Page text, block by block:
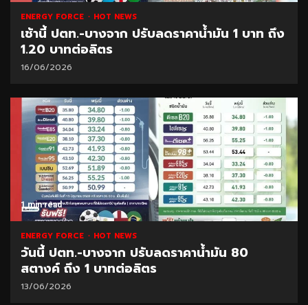
ENERGY FORCE HOT NEWS
เช้านี้ ปตท.-บางจาก ปรับลดราคาน้ำมัน 1 บาท ถึง
1.20 บาทต่อลิตร
16/06/2026
1 min read
ENERGY FORCE HOT NEWS
วันนี้ ปตท.-บางจาก ปรับลดราคาน้ำมัน 80
สตางค์ ถึง 1 บาทต่อลิตร
13/06/2026